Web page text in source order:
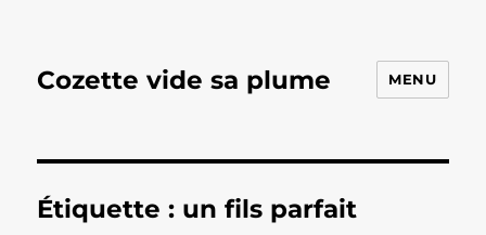
Cozette vide sa plume MENU
Étiquette : un fils parfait